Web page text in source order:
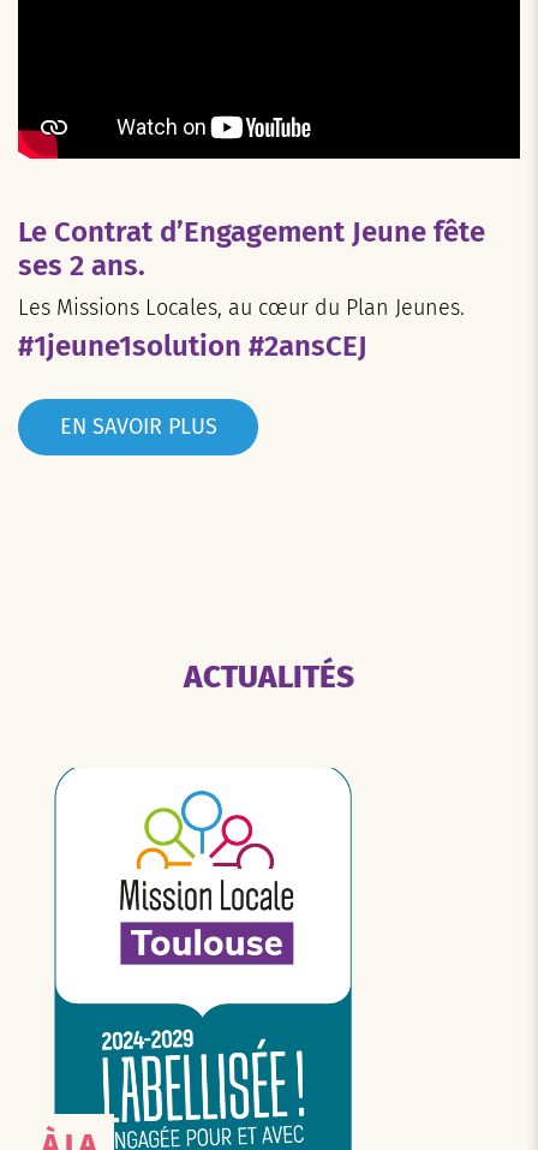
Le Contrat d’Engagement Jeune fête
ses 2 ans.
Les Missions Locales, au cœur du Plan Jeunes.
#1jeune1solution #2ansCEJ
EN SAVOIR PLUS
ACTUALITÉS